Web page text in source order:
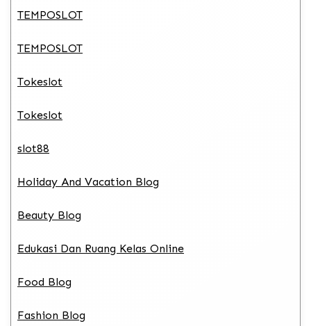
TEMPOSLOT
TEMPOSLOT
Tokeslot
Tokeslot
slot88
Holiday And Vacation Blog
Beauty Blog
Edukasi Dan Ruang Kelas Online
Food Blog
Fashion Blog